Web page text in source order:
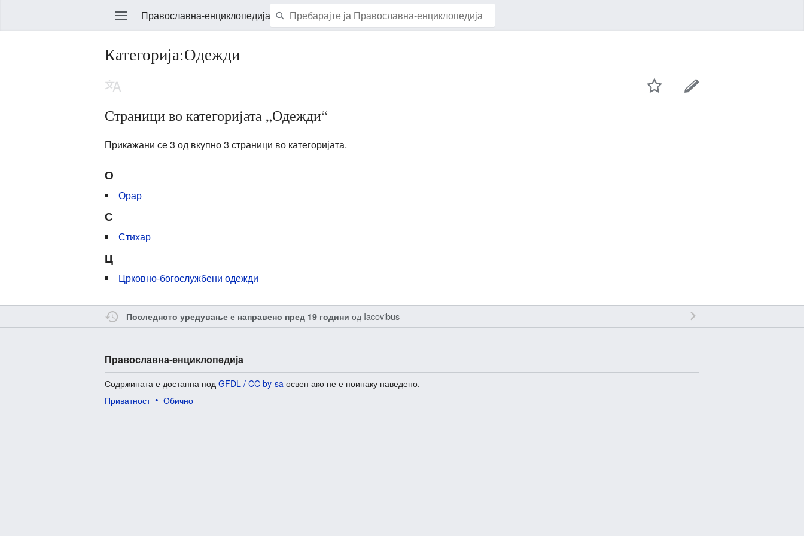
Православна-енциклопедија
Уреди
Категорија:Одежди
Страници во категоријата „Одежди“
Прикажани се 3 од вкупно 3 страници во категоријата.
О
Орар
С
Стихар
Ц
Црковно-богослужбени одежди
Последното уредување е направено пред 19 години од Iacovibus
Православна-енциклопедија
Содржината е достапна подGFDL / CC by-sa освен ако не е поинаку наведено.
Приватност
Обично